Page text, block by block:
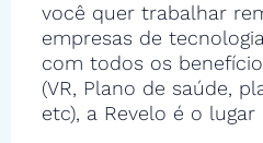
você quer trabalhar
empresas de
com todos os
(VR, Plano de saúde,
etc), a Revelo é o